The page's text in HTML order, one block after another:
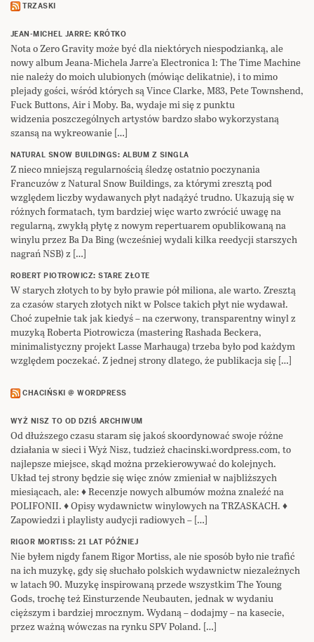
TRZASKI
JEAN-MICHEL JARRE: KRÓTKO
Nota o Zero Gravity może być dla niektórych niespodzianką, ale
nowy album Jeana-Michela Jarre’a Electronica 1: The Time Machine
nie należy do moich ulubionych (mówiąc delikatnie), i to mimo
plejady gości, wśród których są Vince Clarke, M83, Pete Townshend,
Fuck Buttons, Air i Moby. Ba, wydaje mi się z punktu
widzenia poszczególnych artystów bardzo słabo wykorzystaną
szansą na wykreowanie […]
NATURAL SNOW BUILDINGS: ALBUM Z SINGLA
Z nieco mniejszą regularnością śledzę ostatnio poczynania
Francuzów z Natural Snow Buildings, za którymi zresztą pod
względem liczby wydawanych płyt nadążyć trudno. Ukazują się w
różnych formatach, tym bardziej więc warto zwrócić uwagę na
regularną, zwykłą płytę z nowym repertuarem opublikowaną na
winylu przez Ba Da Bing (wcześniej wydali kilka reedycji starszych
nagrań NSB) z […]
ROBERT PIOTROWICZ: STARE ZŁOTE
W starych złotych to by było prawie pół miliona, ale warto. Zresztą
za czasów starych złotych nikt w Polsce takich płyt nie wydawał.
Choć zupełnie tak jak kiedyś – na czerwony, transparentny winyl z
muzyką Roberta Piotrowicza (mastering Rashada Beckera,
minimalistyczny projekt Lasse Marhauga) trzeba było pod każdym
względem poczekać. Z jednej strony dlatego, że publikacja się […]
CHACIŃSKI @ WORDPRESS
WYŻ NISZ TO OD DZIŚ ARCHIWUM
Od dłuższego czasu staram się jakoś skoordynować swoje różne
działania w sieci i Wyż Nisz, tudzież chacinski.wordpress.com, to
najlepsze miejsce, skąd można przekierowywać do kolejnych.
Układ tej strony będzie się więc znów zmieniał w najbliższych
miesiącach, ale: ♦ Recenzje nowych albumów można znaleźć na
POLIFONII. ♦ Opisy wydawnictw winylowych na TRZASKACH. ♦
Zapowiedzi i playlisty audycji radiowych – […]
RIGOR MORTISS: 21 LAT PÓŹNIEJ
Nie byłem nigdy fanem Rigor Mortiss, ale nie sposób było nie trafić
na ich muzykę, gdy się słuchało polskich wydawnictw niezależnych
w latach 90. Muzykę inspirowaną przede wszystkim The Young
Gods, trochę też Einsturzende Neubauten, jednak w wydaniu
cięższym i bardziej mrocznym. Wydaną – dodajmy – na kasecie,
przez ważną wówczas na rynku SPV Poland. […]